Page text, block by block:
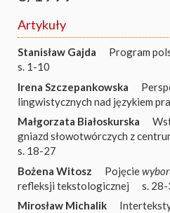
Artykuły
Stanisław Gajda
Program
s. 1-10
Irena Szczepankowska
lingwistycznych nad językiem
Małgorzata Białoskurska
gniazd słowotwórczych z
s. 18-27
Bożena Witosz
Pojęcie
refleksji tekstologicznej
s.
Mirosław Michalik